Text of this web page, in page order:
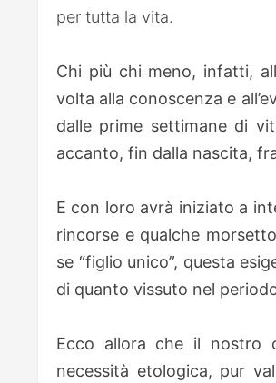
per tutta la vita.
Chi più chi meno, infatti,
volta alla conoscenza e
dalle prime settimane di
accanto, fin dalla nascita,
E con loro avrà iniziato a
rincorse e qualche
se “figlio unico”, questa
di quanto vissuto nel
Ecco allora che il nostro
necessità etologica, pur